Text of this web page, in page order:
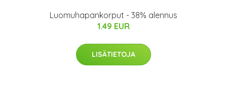
Luomuhapankorput - 38% alennus
1.49 EUR
LISÄTIETOJA